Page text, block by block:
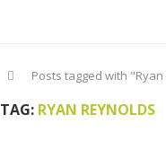
Posts tagged with
TAG: RYAN REYNOLDS